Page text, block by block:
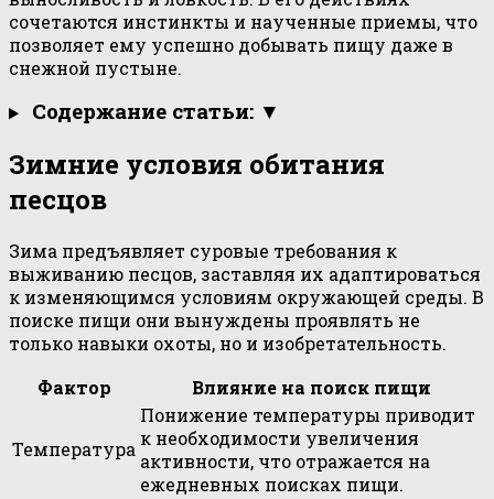
сочетаются инстинкты и наученные приемы, что
позволяет ему успешно добывать пищу даже в
снежной пустыне.
Содержание статьи: ▼
Зимние условия обитания
песцов
Зима предъявляет суровые требования к
выживанию песцов, заставляя их адаптироваться
к изменяющимся условиям окружающей среды. В
поиске пищи они вынуждены проявлять не
только навыки охоты, но и изобретательность.
Фактор
Влияние на поиск пищи
Температура
Понижение температуры приводит
к необходимости увеличения
активности, что отражается на
ежедневных поисках пищи.